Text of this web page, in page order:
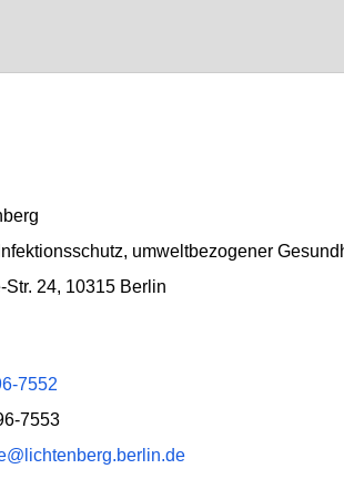
umweltbezogener
Str. 24, 10315 Berlin
7552
7553